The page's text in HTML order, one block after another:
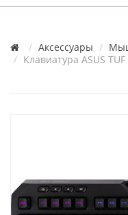
Аксессуары
Клавиатура ASUS